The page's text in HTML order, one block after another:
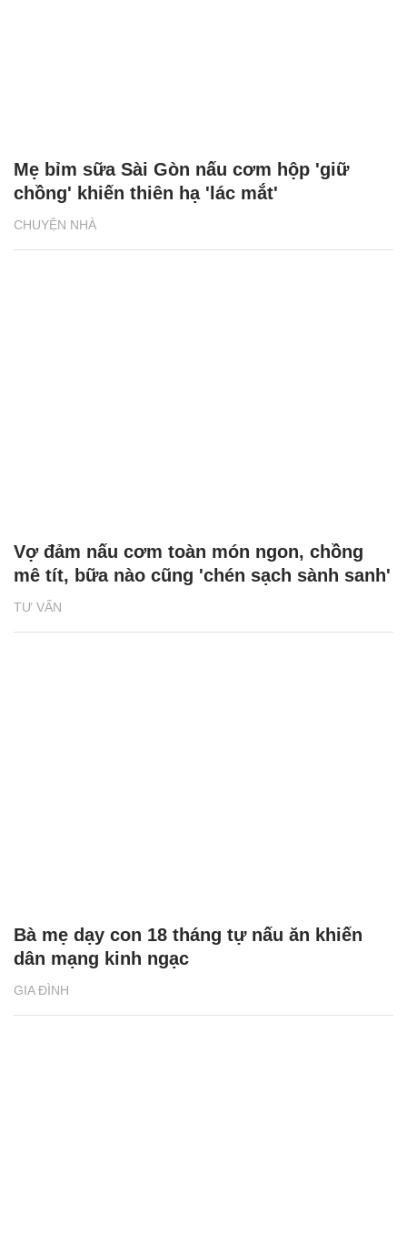
CHUYỆN NHÀ
Mẹ bỉm sữa Sài Gòn nấu cơm hộp 'giữ
chồng' khiến thiên hạ 'lác mắt'
TƯ VẤN
Vợ đảm nấu cơm toàn món ngon, chồng
mê tít, bữa nào cũng 'chén sạch sành sanh'
GIA ĐÌNH
Bà mẹ dạy con 18 tháng tự nấu ăn khiến
dân mạng kinh ngạc